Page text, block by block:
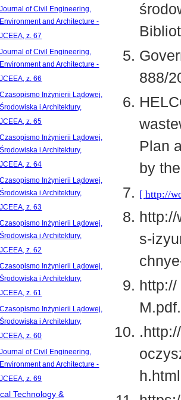
Journal of Civil Engineering,
Environment and Architecture -
JCEEA, z. 67
Journal of Civil Engineering,
Environment and Architecture -
JCEEA, z. 66
Czasopismo Inżynierii Lądowej,
Środowiska i Architektury,
JCEEA, z. 65
Czasopismo Inżynierii Lądowej,
Środowiska i Architektury,
JCEEA, z. 64
Czasopismo Inżynierii Lądowej,
Środowiska i Architektury,
JCEEA, z. 63
Czasopismo Inżynierii Lądowej,
Środowiska i Architektury,
JCEEA, z. 62
Czasopismo Inżynierii Lądowej,
Środowiska i Architektury,
JCEEA, z. 61
Czasopismo Inżynierii Lądowej,
Środowiska i Architektury,
JCEEA, z. 60
Journal of Civil Engineering,
Environment and Architecture -
JCEEA, z. 69
Technology &
888/
Plan
by
http://
s-
M.pdf.